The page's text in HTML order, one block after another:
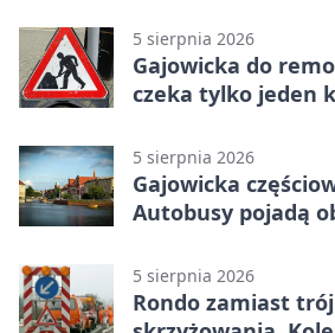
5 sierpnia 2026
Gajowicka do
czeka tylko jeden
5 sierpnia 2026
Gajowicka
Autobusy pojadą
5 sierpnia 2026
Rondo zamiast